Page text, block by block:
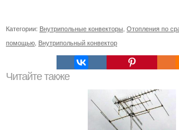
Категории: Внутрипольные конвекторы Отопления по
помощью Внутрипольный конвектор
Читайте также